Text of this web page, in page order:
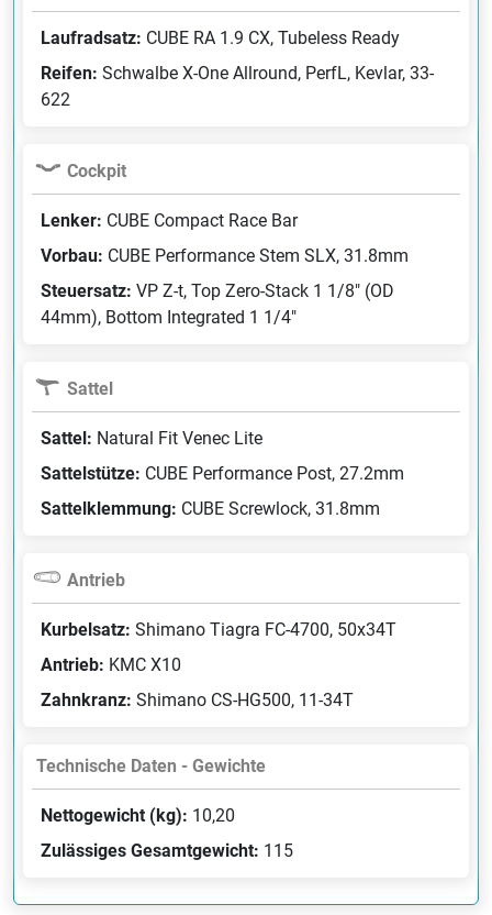
Laufradsatz: CUBE RA 1.9 CX, Tubeless Ready
Reifen: Schwalbe X-One Allround, PerfL, Kevlar, 33-
622
Cockpit
Lenker: CUBE Compact Race Bar
Vorbau: CUBE Performance Stem SLX, 31.8mm
Steuersatz: VP Z-t, Top Zero-Stack 1 1/8" (OD
44mm), Bottom Integrated 1 1/4"
Sattel
Sattel: Natural Fit Venec Lite
Sattelstütze: CUBE Performance Post, 27.2mm
Sattelklemmung: CUBE Screwlock, 31.8mm
Antrieb
Kurbelsatz: Shimano Tiagra FC-4700, 50x34T
Antrieb: KMC X10
Zahnkranz: Shimano CS-HG500, 11-34T
Technische Daten - Gewichte
Nettogewicht (kg): 10,20
Zulässiges Gesamtgewicht: 115